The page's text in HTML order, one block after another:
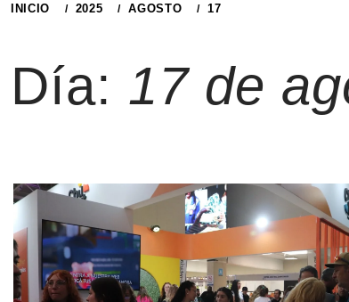
INICIO 2025 AGOSTO 17
Día: 17 de